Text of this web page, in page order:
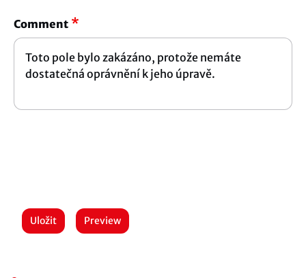
Comment
Uložit Preview